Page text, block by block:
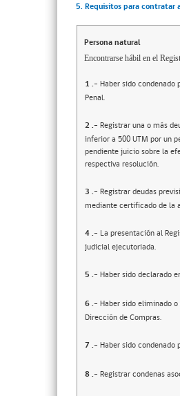
5. Requisitos para contratar
Persona natural
Encontrarse hábil en el
1.- Haber sido condenado
Penal.
2.- Registrar una o más
inferior a 500 UTM por un
pendiente juicio sobre la
respectiva resolución.
3 .- Registrar deudas
mediante certificado de la
4.- La presentación al
judicial ejecutoriada.
5 .- Haber sido declarado
6.- Haber sido eliminado
Dirección de Compras.
7.- Haber sido
8.- Registrar condenas